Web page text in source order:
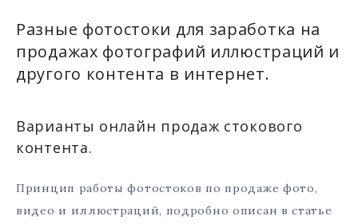
Разные фотостоки для заработка на
продажах фотографий иллюстраций и
другого контента в интернет.
Варианты онлайн продаж стокового
контента.
Принцип работы фотостоков по продаже фото,
видео и иллюстраций, подробно описан в статье